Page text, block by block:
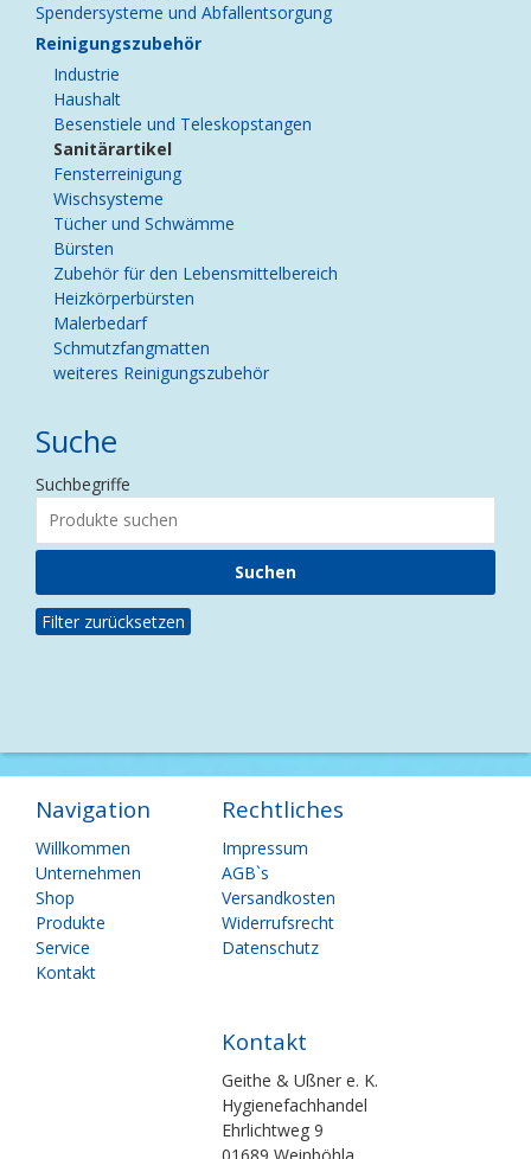
Spendersysteme und Abfallentsorgung
Reinigungszubehör
Industrie
Haushalt
Besenstiele und Teleskopstangen
Sanitärartikel
Fensterreinigung
Wischsysteme
Tücher und Schwämme
Bürsten
Zubehör für den Lebensmittelbereich
Heizkörperbürsten
Malerbedarf
Schmutzfangmatten
weiteres Reinigungszubehör
Suche
Suchbegriffe
Filter zurücksetzen
Navigation
Navigation
überspringen
Willkommen
Unternehmen
Shop
Produkte
Service
Kontakt
Rechtliches
Navigation
überspringen
Impressum
AGB`s
Versandkosten
Widerrufsrecht
Datenschutz
Kontakt
Geithe & Ußner e. K.
Hygienefachhandel
Ehrlichtweg 9